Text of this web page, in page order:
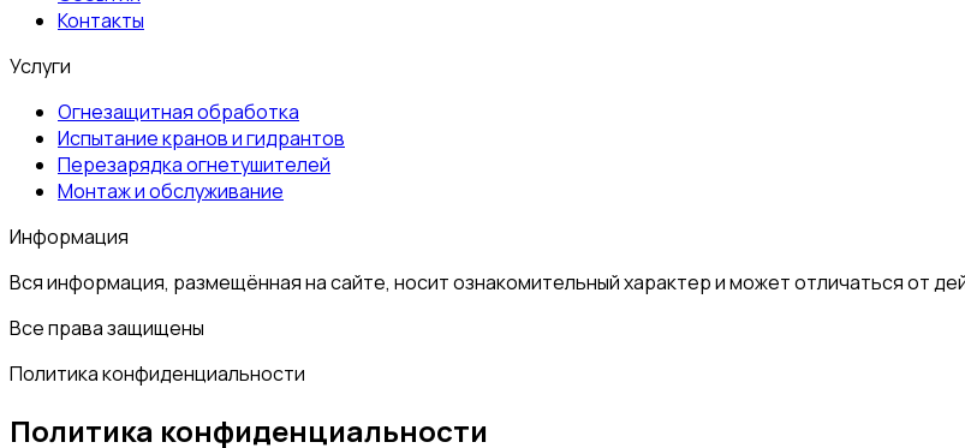
Контакты
Услуги
Огнезащитная обработка
Испытание кранов и гидрантов
Перезарядка огнетушителей
Монтаж и обслуживание
Информация
Вся информация, размещённая на сайте, носит ознакомительный характер и может отличаться от
Все права защищены
Политика конфиденциальности
Политика конфиденциальности